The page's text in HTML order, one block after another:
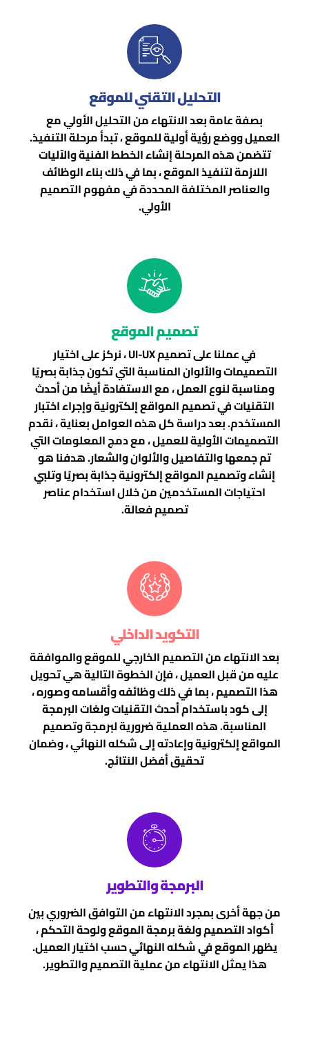
التحليل التقني للموقع
بصفة عامة بعد الانتهاء من التحليل الأولي مع
العميل ووضع رؤية أولية للموقع ، تبدأ مرحلة التنفيذ.
تتضمن هذه المرحلة إنشاء الخطط الفنية والآليات
اللازمة لتنفيذ الموقع ، بما في ذلك بناء الوظائف
والعناصر المختلفة المحددة في مفهوم التصميم
الأولي.
تصميم الموقع
في عملنا على تصميم UI-UX ، نركز على اختيار
التصميمات والألوان المناسبة التي تكون جذابة بصريًا
ومناسبة لنوع العمل ، مع الاستفادة أيضًا من أحدث
التقنيات في تصميم المواقع إلكترونية وإجراء اختبار
المستخدم. بعد دراسة كل هذه العوامل بعناية ، نقدم
التصميمات الأولية للعميل ، مع دمج المعلومات التي
تم جمعها والتفاصيل والألوان والشعار. هدفنا هو
إنشاء وتصميم المواقع إلكترونية جذابة بصريًا وتلبي
احتياجات المستخدمين من خلال استخدام عناصر
تصميم فعالة.
التكويد الداخلي
بعد الانتهاء من التصميم الخارجي للموقع والموافقة
عليه من قبل العميل ، فإن الخطوة التالية هي تحويل
هذا التصميم ، بما في ذلك وظائفه وأقسامه وصوره ،
إلى كود باستخدام أحدث التقنيات ولغات البرمجة
المناسبة. هذه العملية ضرورية لبرمجة وتصميم
المواقع إلكترونية وإعادته إلى شكله النهائي ، وضمان
تحقيق أفضل النتائج.
البرمجة والتطوير
من جهة أخرى بمجرد الانتهاء من التوافق الضروري بين
أكواد التصميم ولغة برمجة الموقع ولوحة التحكم ،
يظهر الموقع في شكله النهائي حسب اختيار العميل.
هذا يمثل الانتهاء من عملية التصميم والتطوير.